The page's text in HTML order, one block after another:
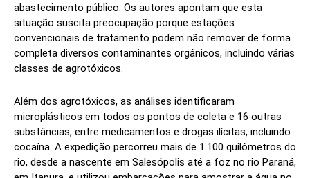
abastecimento público. Os autores apontam que esta
situação suscita preocupação porque estações
convencionais de tratamento podem não remover de forma
completa diversos contaminantes orgânicos, incluindo várias
classes de agrotóxicos.
Além dos agrotóxicos, as análises identificaram
microplásticos em todos os pontos de coleta e 16 outras
substâncias, entre medicamentos e drogas ilícitas, incluindo
cocaína. A expedição percorreu mais de 1.100 quilômetros do
rio, desde a nascente em Salesópolis até a foz no rio Paraná,